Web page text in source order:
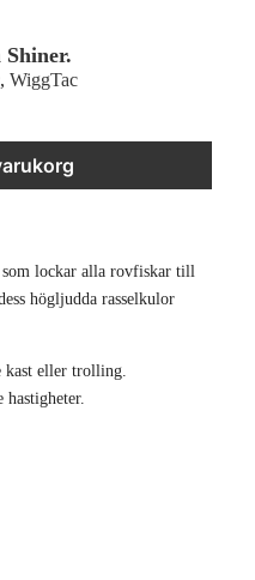
Shiner.
mängd
, WiggTac
lockar alla rovfiskar till
högljudda rasselkulor
kast eller trolling.